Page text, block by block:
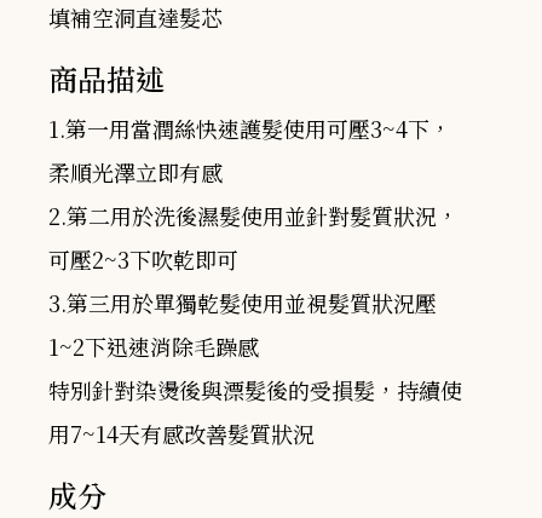
填補空洞直達髮芯
商品描述
1.第一用當潤絲快速護髮使用可壓3~4下，
柔順光澤立即有感
2.第二用於洗後濕髮使用並針對髮質狀況，
可壓2~3下吹乾即可
3.第三用於單獨乾髮使用並視髮質狀況壓
1~2下迅速消除毛躁感
特別針對染燙後與漂髮後的受損髮，持續使
用7~14天有感改善髮質狀況
成分